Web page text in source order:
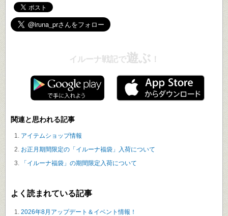
イルーナ戦記で遊ぶ ！
関連と思われる記事
アイテムショップ情報
お正月期間限定の「イルーナ福袋」入荷について
「イルーナ福袋」の期間限定入荷について
よく読まれている記事
2026年8月アップデート＆イベント情報！